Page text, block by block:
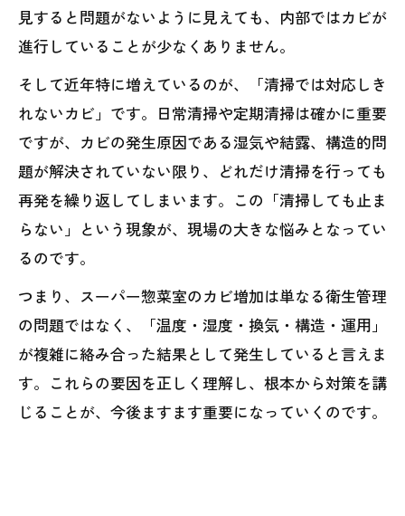
見すると問題がないように見えても、内部ではカビが
進行していることが少なくありません。
そして近年特に増えているのが、「清掃では対応しき
れないカビ」です。日常清掃や定期清掃は確かに重要
ですが、カビの発生原因である湿気や結露、構造的問
題が解決されていない限り、どれだけ清掃を行っても
再発を繰り返してしまいます。この「清掃しても止ま
らない」という現象が、現場の大きな悩みとなってい
るのです。
つまり、スーパー惣菜室のカビ増加は単なる衛生管理
の問題ではなく、「温度・湿度・換気・構造・運用」
が複雑に絡み合った結果として発生していると言えま
す。これらの要因を正しく理解し、根本から対策を講
じることが、今後ますます重要になっていくのです。